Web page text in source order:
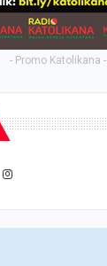
- Promo Katolikana -